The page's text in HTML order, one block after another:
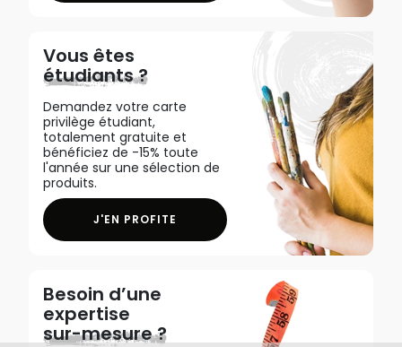
Vous êtes
étudiants ?
Demandez votre carte
privilège étudiant,
totalement gratuite et
bénéficiez de -15% toute
l'année sur une sélection de
produits.
J'EN PROFITE
Besoin d’une
expertise
sur-mesure ?